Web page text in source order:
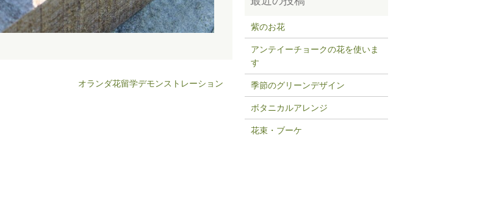
オランダ花留学デモンストレーション
紫のお花
アンテイーチョークの花を使いま
す
季節のグリーンデザイン
ボタニカルアレンジ
花束・ブーケ